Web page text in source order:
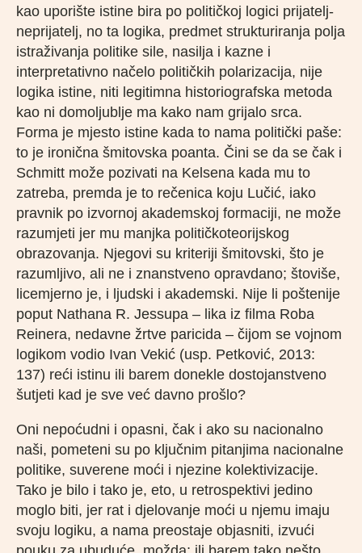
kao uporište istine bira po političkoj logici prijatelj-
neprijatelj, no ta logika, predmet strukturiranja polja
istraživanja politike sile, nasilja i kazne i
interpretativno načelo političkih polarizacija, nije
logika istine, niti legitimna historiografska metoda
kao ni domoljublje ma kako nam grijalo srca.
Forma je mjesto istine kada to nama politički paše:
to je ironična šmitovska poanta. Čini se da se čak i
Schmitt može pozivati na Kelsena kada mu to
zatreba, premda je to rečenica koju Lučić, iako
pravnik po izvornoj akademskoj formaciji, ne može
razumjeti jer mu manjka političkoteorijskog
obrazovanja. Njegovi su kriteriji šmitovski, što je
razumljivo, ali ne i znanstveno opravdano; štoviše,
licemjerno je, i ljudski i akademski. Nije li poštenije
poput Nathana R. Jessupa – lika iz filma Roba
Reinera, nedavne žrtve paricida – čijom se vojnom
logikom vodio Ivan Vekić (usp. Petković, 2013:
137) reći istinu ili barem donekle dostojanstveno
šutjeti kad je sve već davno prošlo?
Oni nepoćudni i opasni, čak i ako su nacionalno
naši, pometeni su po ključnim pitanjima nacionalne
politike, suverene moći i njezine kolektivizacije.
Tako je bilo i tako je, eto, u retrospektivi jedino
moglo biti, jer rat i djelovanje moći u njemu imaju
svoju logiku, a nama preostaje objasniti, izvući